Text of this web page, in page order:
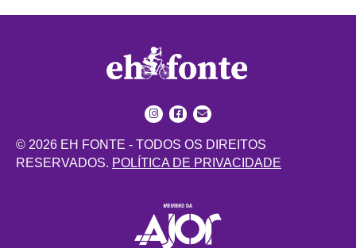
© 2026 EH FONTE - TODOS OS DIREITOS
RESERVADOS. POLÍTICA DE PRIVACIDADE